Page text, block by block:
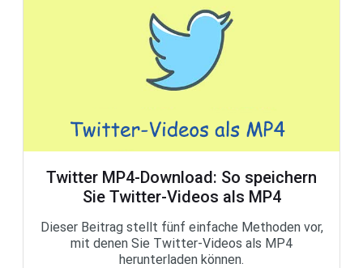
Twitter MP4-Download: So speichern
Sie Twitter-Videos als MP4
Dieser Beitrag stellt fünf einfache Methoden vor,
mit denen Sie Twitter-Videos als MP4
herunterladen können.